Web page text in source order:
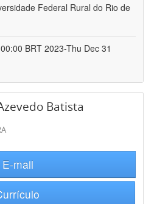
Federal Rural do Rio de
BRT 2023-Thu Dec 31
Batista
E-mail